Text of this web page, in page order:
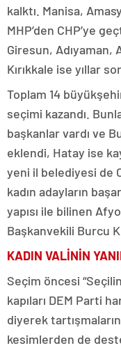
kalktı. Manisa,
MHP’den CHP’ye
Giresun, Adıyaman,
Kırıkkale ise yıllar
Toplam 14
seçimi kazandı.
başkanlar vardı ve
eklendi, Hatay ise
yeni il belediyesi de
kadın adayların
yapısı ile bilinen
Başkanvekili Burcu
KADIN VALİNİN
Seçim öncesi
kapıları DEM Parti
diyerek
kesimlerden de